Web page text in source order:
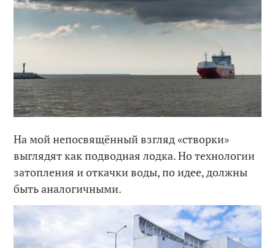
На мой непосвящённый взгляд «створки»
выглядят как подводная лодка. Но технологии
затопления и откачки воды, по идее, должны
быть аналогичными.